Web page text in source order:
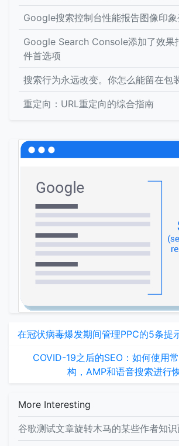
Google搜索控制台性能报告图像印象
Google Search Console添加了效果
件首选项
搜索行为永远改变。你怎么能留在包
重定向：URL重定向的综合指南
在冠状病毒爆发期间管理PPC的5条提
COVID-19之后的SEO：如何使用
构，AMP和语音搜索进行
More Interesting
谷歌测试文章旋转木马的某些作者知识